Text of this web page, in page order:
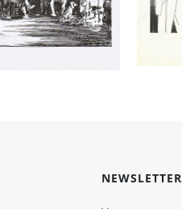
NEWSLETTER